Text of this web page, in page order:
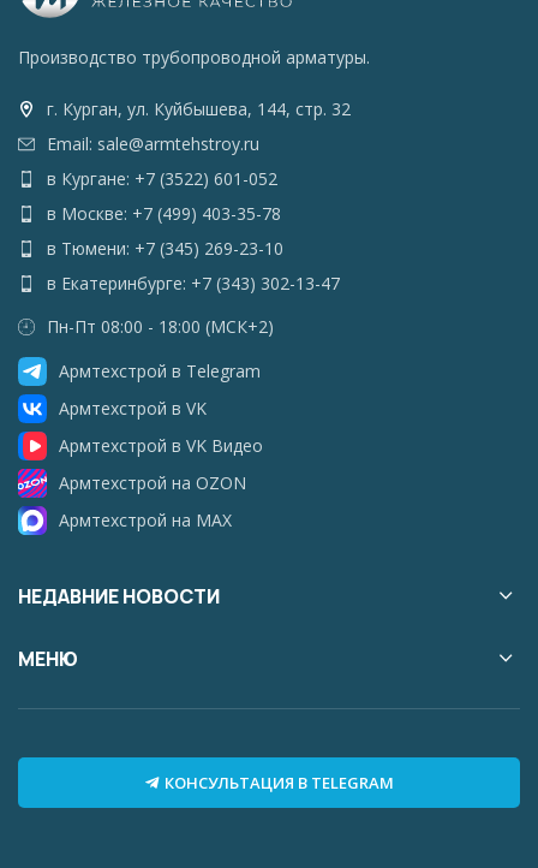
Производство трубопроводной арматуры.
г. Курган, ул. Куйбышева, 144, стр. 32
Email: sale@armtehstroy.ru
в Кургане: +7 (3522) 601-052
в Москве: +7 (499) 403-35-78
в Тюмени: +7 (345) 269-23-10
в Екатеринбурге: +7 (343) 302-13-47
Пн-Пт 08:00 - 18:00 (МСК+2)
Армтехстрой в Telegram
Армтехстрой в VK
Армтехстрой в VK Видео
Армтехстрой на OZON
Армтехстрой на MAX
НЕДАВНИЕ НОВОСТИ
МЕНЮ
КОНСУЛЬТАЦИЯ В TELEGRAM